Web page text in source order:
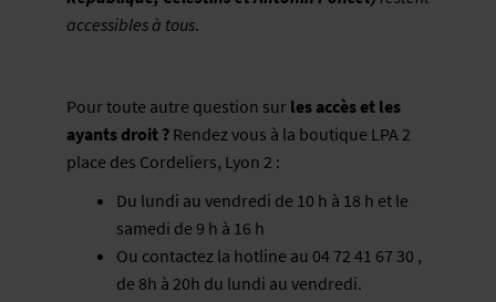
accessibles à tous.
Pour toute autre question surles accès et les
ayants droit ?Rendez vous à la boutique LPA 2
place des Cordeliers, Lyon 2 :
Du lundi au vendredi de 10 h à 18 h et le
samedi de 9 h à 16 h
Ou contactez la hotline au 04 72 41 67 30 ,
de 8h à 20h du lundi au vendredi.